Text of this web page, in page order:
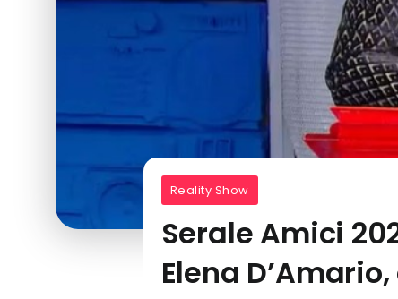
Reality Show
Serale Amici
Elena